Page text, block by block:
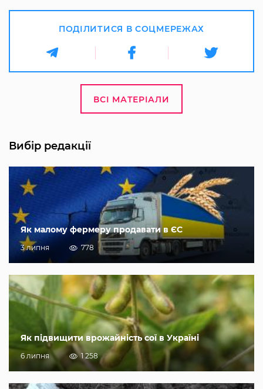
ПОДІЛИТИСЯ В СОЦМЕРЕЖАХ
ВСІ МАТЕРІАЛИ
Вибір редакції
Як малому фермеру продавати в ЄС
3 липня 778
Як підвищити врожайність сої в Україні
6 липня 1 258